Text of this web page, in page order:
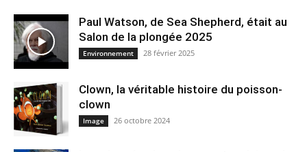
Paul Watson, de Sea Shepherd, était au
Salon de la plongée 2025
Environnement 28 février 2025
Clown, la véritable histoire du poisson-
clown
Image 26 octobre 2024